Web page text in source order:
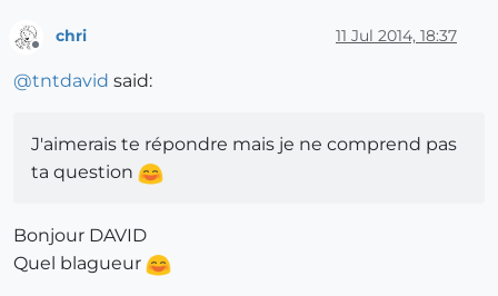
chri 11 Jul 2014, 18:37
@tntdavid said:
J'aimerais te répondre mais je ne comprend pas
ta question
Bonjour DAVID
Quel blagueur